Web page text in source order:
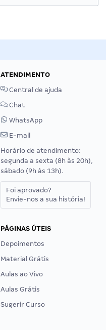
ATENDIMENTO
Central de ajuda
Chat
WhatsApp
E-mail
Horário de atendimento:
segunda a sexta (8h às 20h),
sábado (9h às 13h).
Foi aprovado?
Envie-nos a sua história!
PÁGINAS ÚTEIS
Depoimentos
Material Grátis
Aulas ao Vivo
Aulas Grátis
Sugerir Curso